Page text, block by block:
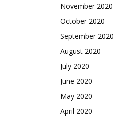
November 2020
October 2020
September 2020
August 2020
July 2020
June 2020
May 2020
April 2020